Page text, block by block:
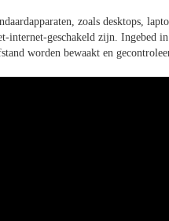
zoals desktops,
internet-geschakeld zijn. Ingebed
worden bewaakt en